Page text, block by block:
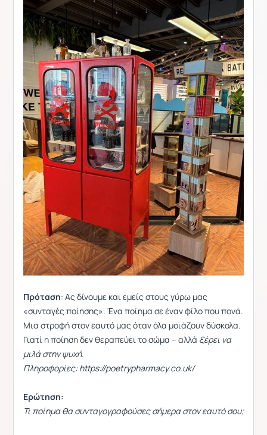
Πρόταση: Ας δίνουμε και εμείς στους γύρω μας
«συνταγές ποίησης». Ένα ποίημα σε έναν φίλο που πονά.
Μια στροφή στον εαυτό μας όταν όλα μοιάζουν δύσκολα.
Γιατί η ποίηση δεν θεραπεύει το σώμα – αλλά ξέρει να
μιλά στην ψυχή.
Πληροφορίες: https://poetrypharmacy.co.uk/
Ερώτηση:
Τι ποίημα θα συνταγογραφούσες σήμερα στον εαυτό σου;